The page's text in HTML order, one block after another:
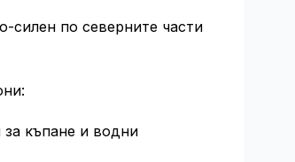
силен по северните части
за къпане и водни